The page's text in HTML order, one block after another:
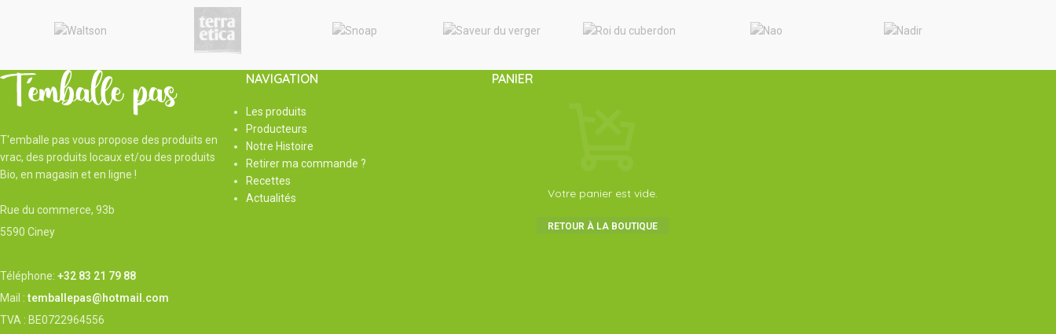
T'emballe pas vous propose des produits en
vrac, des produits locaux et/ou des produits
Bio, en magasin et en ligne !
Rue du commerce, 93b
5590 Ciney
Téléphone: +32 83 21 79 88
Mail :temballepas@hotmail.com
TVA : BE0722964556
NAVIGATION
Les produits
Producteurs
Notre Histoire
Retirer ma commande ?
Recettes
Actualités
PANIER
Votre panier est vide.
RETOUR À LA BOUTIQUE